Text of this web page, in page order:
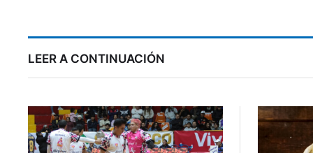
LEER A CONTINUACIÓN